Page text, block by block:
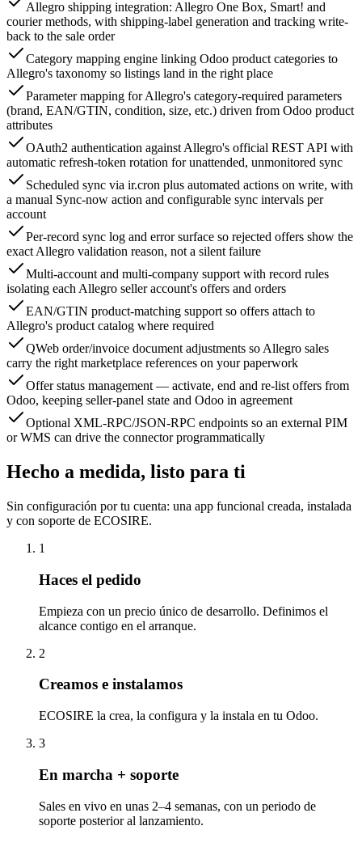
Allegro shipping integration: Allegro One Box, Smart! and
courier methods, with shipping-label generation and tracking write-
back to the sale order
Category mapping engine linking Odoo product categories to
Allegro's taxonomy so listings land in the right place
Parameter mapping for Allegro's category-required parameters
(brand, EAN/GTIN, condition, size, etc.) driven from Odoo product
attributes
OAuth2 authentication against Allegro's official REST API with
automatic refresh-token rotation for unattended, unmonitored sync
Scheduled sync via ir.cron plus automated actions on write, with
a manual Sync-now action and configurable sync intervals per
account
Per-record sync log and error surface so rejected offers show the
exact Allegro validation reason, not a silent failure
Multi-account and multi-company support with record rules
isolating each Allegro seller account's offers and orders
EAN/GTIN product-matching support so offers attach to
Allegro's product catalog where required
QWeb order/invoice document adjustments so Allegro sales
carry the right marketplace references on your paperwork
Offer status management — activate, end and re-list offers from
Odoo, keeping seller-panel state and Odoo in agreement
Optional XML-RPC/JSON-RPC endpoints so an external PIM
or WMS can drive the connector programmatically
Hecho a medida, listo para ti
Sin configuración por tu cuenta: una app funcional creada, instalada
y con soporte de ECOSIRE.
1
Haces el pedido
Empieza con un precio único de desarrollo. Definimos el
alcance contigo en el arranque.
2
Creamos e instalamos
ECOSIRE la crea, la configura y la instala en tu Odoo.
3
En marcha + soporte
Sales en vivo en unas 2–4 semanas, con un periodo de
soporte posterior al lanzamiento.